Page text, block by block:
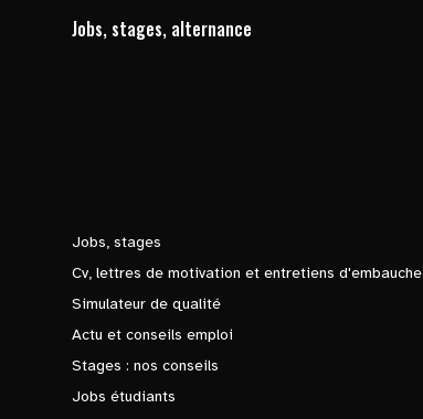
Jobs, stages, alternance
Jobs, stages
Cv, lettres de motivation et entretiens d'embauche
Simulateur de qualité
Actu et conseils emploi
Stages : nos conseils
Jobs étudiants